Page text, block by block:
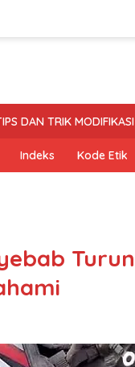
DAN TRIK MODIFIKASI
Indeks Kode Etik